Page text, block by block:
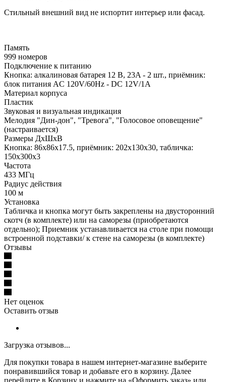
Стильный внешний вид не испортит интерьер или фасад.
Память
999 номеров
Подключение к питанию
Кнопка: алкалиновая батарея 12 В, 23A - 2 шт., приёмник:
блок питания AC 120V/60Hz - DC 12V/1A
Материал корпуса
Пластик
Звуковая и визуальная индикация
Мелодия "Дин-дон", "Тревога", "Голосовое оповещение"
(настраивается)
Размеры ДхШхВ
Кнопка: 86x86x17.5, приёмник: 202x130x30, табличка:
150х300х3
Частота
433 МГц
Радиус действия
100 м
Установка
Табличка и кнопка могут быть закреплены на двусторонний
скотч (в комплекте) или на саморезы (приобретаются
отдельно); Приемник устанавливается на столе при помощи
встроенной подставки/ к стене на саморезы (в комплекте)
Отзывы
Нет оценок
Оставить отзыв
Загрузка отзывов...
Для покупки товара в нашем интернет-магазине выберите
понравившийся товар и добавьте его в корзину. Далее
перейдите в Корзину и нажмите на «Оформить заказ» или